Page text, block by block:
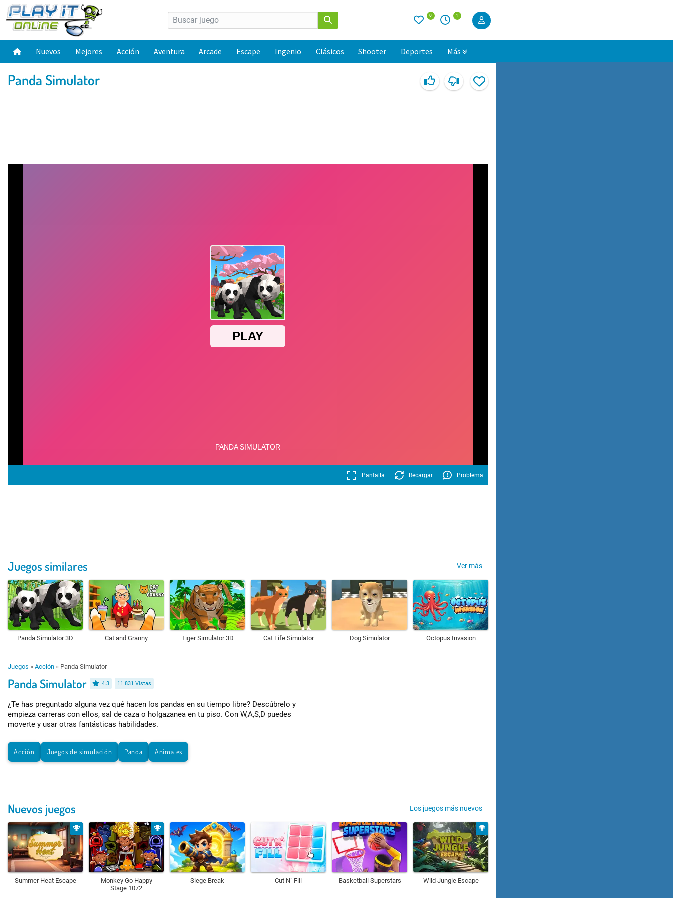
0 1
Nuevos Mejores Acción Aventura Arcade Escape Ingenio Clásicos Shooter Deportes Más
Panda Simulator
Pantalla Recargar Problema
Juegos similares Ver más
Panda Simulator 3D Cat and Granny Tiger Simulator 3D Cat Life Simulator Dog Simulator Octopus Invasion
Juegos » Acción » Panda Simulator
Panda Simulator 4.3 11.831 Vistas
¿Te has preguntado alguna vez qué hacen los pandas en su tiempo libre? Descúbrelo y
empieza carreras con ellos, sal de caza o holgazanea en tu piso. Con W,A,S,D puedes
moverte y usar otras fantásticas habilidades.
Acción Juegos de simulación Panda Animales
Nuevos juegos Los juegos más nuevos
Summer Heat Escape
Monkey Go Happy
Stage 1072
Siege Break Cut N´ Fill Basketball Superstars Wild Jungle Escape